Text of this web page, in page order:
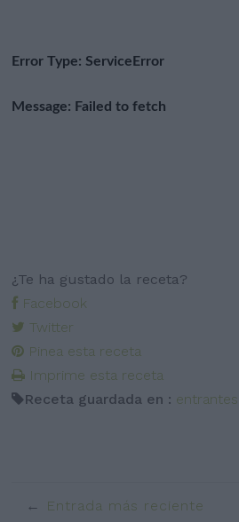
¿Te ha gustado la receta?
Facebook
Twitter
Pinea esta receta
Imprime esta receta
Receta guardada en : entrantes
Entrada más reciente